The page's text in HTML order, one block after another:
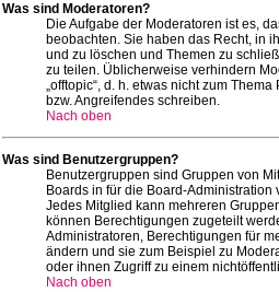
Was sind Moderatoren?
Die Aufgabe der Moderatoren ist es,
beobachten. Sie haben das Recht, in
und zu löschen und Themen zu
zu teilen. Üblicherweise verhindern
„offtopic“, d. h. etwas nicht zum
bzw. Angreifendes schreiben.
Nach oben
Was sind Benutzergruppen?
Benutzergruppen sind Gruppen von
Boards in für die Board-
Jedes Mitglied kann mehreren
können Berechtigungen zugeteilt
Administratoren, Berechtigungen für
ändern und sie zum Beispiel zu
oder ihnen Zugriff zu einem
Nach oben